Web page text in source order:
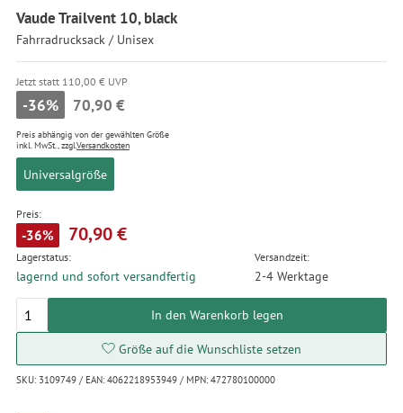
Vaude Trailvent 10, black
Fahrradrucksack / Unisex
Jetzt statt 110,00 € UVP
-36% 70,90 €
Preis abhängig von der gewählten Größe
inkl. MwSt., zzgl.Versandkosten
Universalgröße
Preis:
-36% 70,90 €
Lagerstatus:
lagernd und sofort versandfertig
Versandzeit:
2-4 Werktage
In den Warenkorb legen
Größe auf die Wunschliste setzen
SKU: 3109749 / EAN: 4062218953949 / MPN: 472780100000